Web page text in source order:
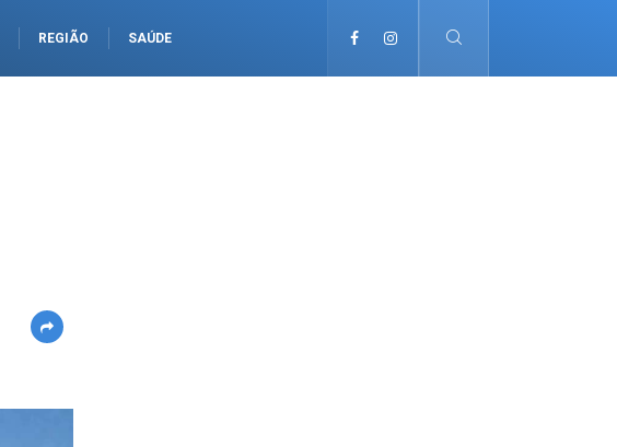
REGIÃO SAÚDE